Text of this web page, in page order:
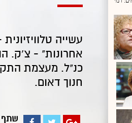
עשייה
אחרונות" - צ'ק.
כנ"ל. מעצמת
חנוך דאום.
שתף